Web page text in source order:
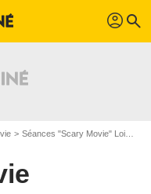
profil search
Séances "Scary Movie" Loire-Atlantique